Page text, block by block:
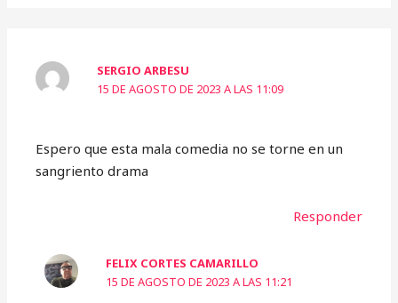
SERGIO ARBESU
15 DE AGOSTO DE 2023 A LAS 11:09
Espero que esta mala comedia no se torne en un
sangriento drama
Responder
FELIX CORTES CAMARILLO
15 DE AGOSTO DE 2023 A LAS 11:21